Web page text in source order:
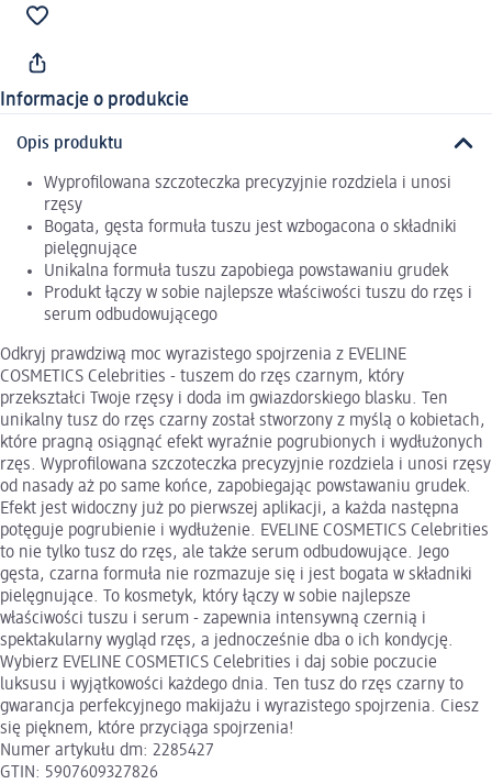
Informacje o produkcie
Opis produktu
Wyprofilowana szczoteczka precyzyjnie rozdziela i unosi
rzęsy
Bogata, gęsta formuła tuszu jest wzbogacona o składniki
pielęgnujące
Unikalna formuła tuszu zapobiega powstawaniu grudek
Produkt łączy w sobie najlepsze właściwości tuszu do rzęs i
serum odbudowującego
Odkryj prawdziwą moc wyrazistego spojrzenia z EVELINE
COSMETICS Celebrities - tuszem do rzęs czarnym, który
przekształci Twoje rzęsy i doda im gwiazdorskiego blasku. Ten
unikalny tusz do rzęs czarny został stworzony z myślą o kobietach,
które pragną osiągnąć efekt wyraźnie pogrubionych i wydłużonych
rzęs. Wyprofilowana szczoteczka precyzyjnie rozdziela i unosi rzęsy
od nasady aż po same końce, zapobiegając powstawaniu grudek.
Efekt jest widoczny już po pierwszej aplikacji, a każda następna
potęguje pogrubienie i wydłużenie. EVELINE COSMETICS Celebrities
to nie tylko tusz do rzęs, ale także serum odbudowujące. Jego
gęsta, czarna formuła nie rozmazuje się i jest bogata w składniki
pielęgnujące. To kosmetyk, który łączy w sobie najlepsze
właściwości tuszu i serum - zapewnia intensywną czernią i
spektakularny wygląd rzęs, a jednocześnie dba o ich kondycję.
Wybierz EVELINE COSMETICS Celebrities i daj sobie poczucie
luksusu i wyjątkowości każdego dnia. Ten tusz do rzęs czarny to
gwarancja perfekcyjnego makijażu i wyrazistego spojrzenia. Ciesz
się pięknem, które przyciąga spojrzenia!
Numer artykułu dm: 2285427
GTIN: 5907609327826